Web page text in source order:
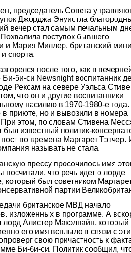
председатель Совета
Джорджа Энуистла
вечер стал самым печальным
поступок бывшего
и Мария Миллер, британский
спорта.
после того, как в
би-си Newsnight воспитанник
Рексам на севере Уэльса
что он и другие воспитанники
насилию в 1970-1980-е года.
в приюте, но и вывозили в номера
этом, по словам Стивена
был известный политик-
во времена Маргарет Тэтчер.
называть не стала.
прессу просочилось имя
посчитали, что речь идет о лорде
который был советником
партии
британское МВД начало
изложенных в программе. А
лорд Алистер Макэлпайн, который
его имя всплыло в связи с
свою причастность к
Би-би-си. Политик сообщил,